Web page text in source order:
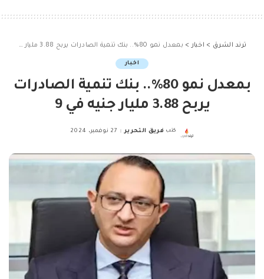
ترند الشرق > اخبار > بمعدل نمو 80%.. بنك تنمية الصادرات يربح 3.88 مليار جنيه في 9
اخبار
بمعدل نمو 80%.. بنك تنمية الصادرات
يربح 3.88 مليار جنيه في 9
Posted
كتب فريق التحرير 27 نوفمبر، 2024